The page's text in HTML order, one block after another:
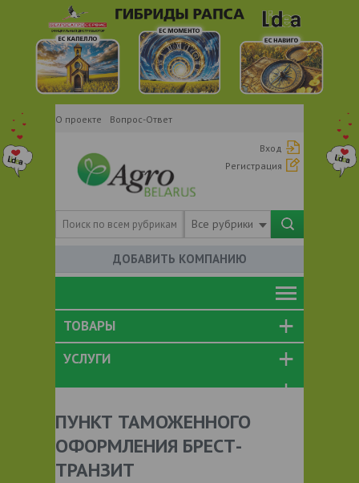
О проекте Вопрос-Ответ
Вход
Регистрация
Все рубрики
ДОБАВИТЬ КОМПАНИЮ
ТОВАРЫ
УСЛУГИ
ПУНКТ ТАМОЖЕННОГО
ОФОРМЛЕНИЯ БРЕСТ-
ТРАНЗИТ